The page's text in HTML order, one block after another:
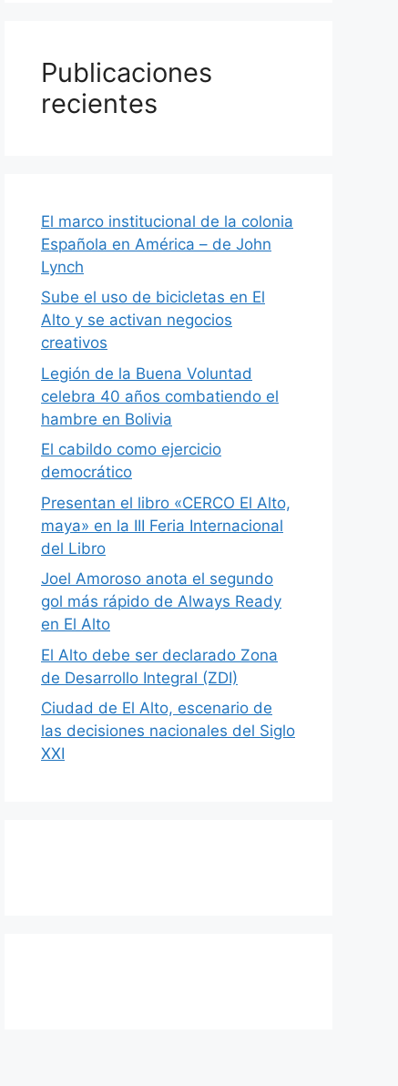
Publicaciones
recientes
El marco institucional de la colonia
Española en América – de John
Lynch
Sube el uso de bicicletas en El
Alto y se activan negocios
creativos
Legión de la Buena Voluntad
celebra 40 años combatiendo el
hambre en Bolivia
El cabildo como ejercicio
democrático
Presentan el libro «CERCO El Alto,
maya» en la III Feria Internacional
del Libro
Joel Amoroso anota el segundo
gol más rápido de Always Ready
en El Alto
El Alto debe ser declarado Zona
de Desarrollo Integral (ZDI)
Ciudad de El Alto, escenario de
las decisiones nacionales del Siglo
XXI